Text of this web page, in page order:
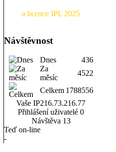
a licence IPL 2025
Návštěvnost
Dnes
436
Za
měsíc
4522
Celkem 1788556
Vaše IP216.73.216.77
Přihlášení uživatelé 0
Návštěva 13
Teď on-line
-